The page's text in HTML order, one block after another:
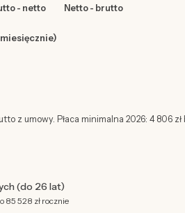
- netto Netto - brutto
z umowy. Płaca minimalna 2026: 4 806 zł
(do 26 lat)
85 528 zł rocznie